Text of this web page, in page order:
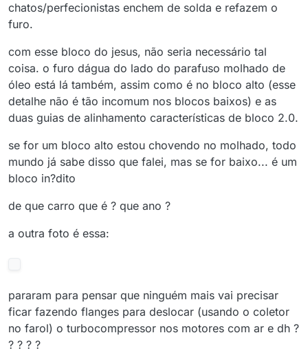
chatos/perfecionistas enchem de solda e refazem o
furo.
com esse bloco do jesus, não seria necessário tal
coisa. o furo dágua do lado do parafuso molhado de
óleo está lá também, assim como é no bloco alto (esse
detalhe não é tão incomum nos blocos baixos) e as
duas guias de alinhamento características de bloco 2.0.
se for um bloco alto estou chovendo no molhado, todo
mundo já sabe disso que falei, mas se for baixo... é um
bloco in?dito
de que carro que é ? que ano ?
a outra foto é essa:
pararam para pensar que ninguém mais vai precisar
ficar fazendo flanges para deslocar (usando o coletor
no farol) o turbocompressor nos motores com ar e dh ?
? ? ? ?